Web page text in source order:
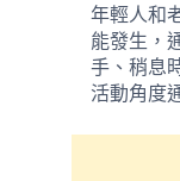
年輕人和
能發生，
手、稍息
活動角度